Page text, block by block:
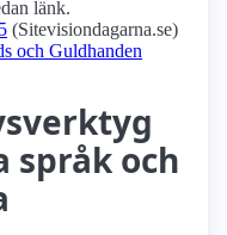
länk.
(Sitevisiondagarna.se)
och Guldhanden
språk och